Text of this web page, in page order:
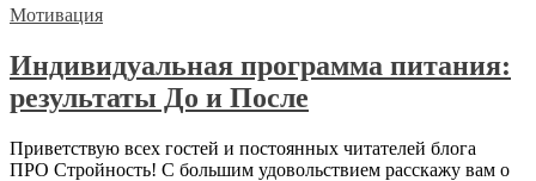
Мотивация
Индивидуальная программа питания:
результаты До и После
Приветствую всех гостей и постоянных читателей блога
ПРО Стройность! С большим удовольствием расскажу вам о